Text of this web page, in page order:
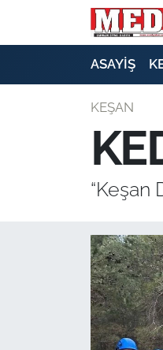
ASAYİŞ
KEŞAN
“Keşan
E-GAZETE
SİYASET
EKONOMİ
SAĞLIK
EĞİTİM